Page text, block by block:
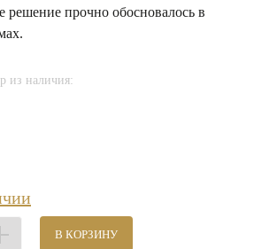
прочно обосновалось в
из наличия:
В КОРЗИНУ